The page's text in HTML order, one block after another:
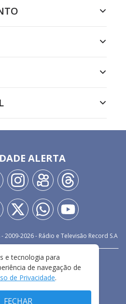
ALERTA
2009-2026- Rádio e Televisão Record S.A
CONOSCO
PRIVACIDADE
CONDIÇÕES DE USO
e tecnologia para
de navegação de
de Privacidade.
FECHAR